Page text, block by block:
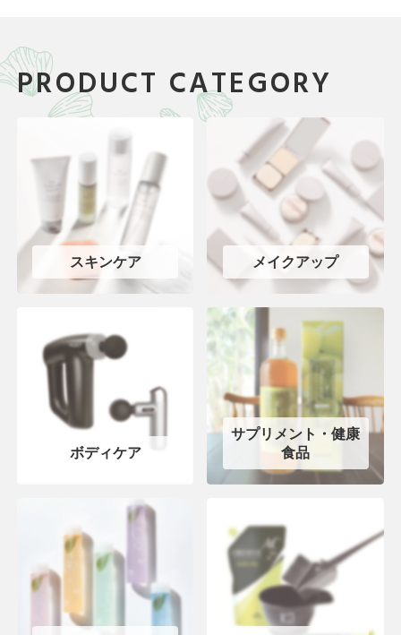
PRODUCT CATEGORY
スキンケア メイクアップ
ボディケア
サプリメント・健康
食品